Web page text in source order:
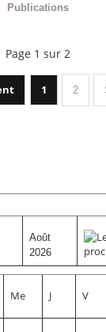
Publications
Page 1 sur 2
1 2
Août
2026
Me J V